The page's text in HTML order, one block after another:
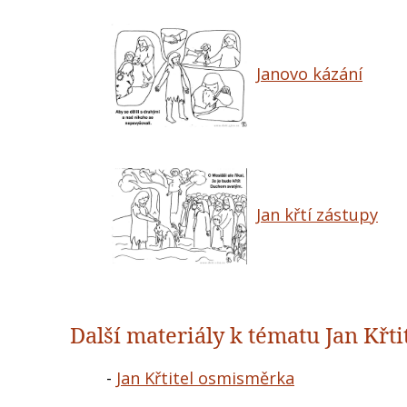
Janovo kázání
Jan křtí zástupy
Další materiály k tématu Jan
- Jan Křtitel osmisměrka